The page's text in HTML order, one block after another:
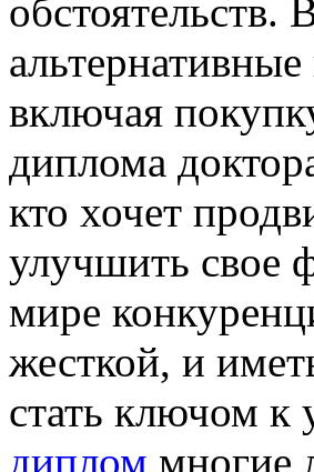
обстоятельств.
включая
диплома
кто хочет
улучшить свое
мире
жесткой, и
стать ключом
диплом многие